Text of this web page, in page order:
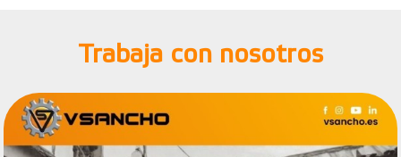
Trabaja con nosotros